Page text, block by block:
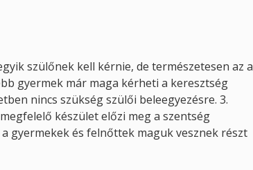
szülőnek kell kérnie, de természetesen az a
gyermek már maga kérheti a keresztség
nincs szükség szülői beleegyezésre. 3.
készület előzi meg a szentség
gyermekek és felnőttek maguk vesznek részt